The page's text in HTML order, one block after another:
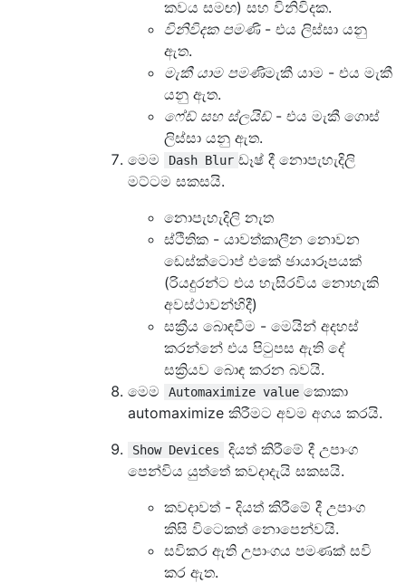
කවය සමඟ) සහ විනිවිදක.
විනිවිදක පමණි- එය ලිස්සා යනු
ඇත.
මැකී යාම පමණිමැකී යාම - එය මැකී
යනු ඇත.
ෆේඩ් සහ ස්ලයිඩ්- එය මැකී ගොස්
ලිස්සා යනු ඇත.
මෙම
Dash Blur ඩෑෂ් දී නොපැහැදිලි
මට්ටම සකසයි.
නොපැහැදිලි නැත
ස්ථිතික - යාවත්කාලීන නොවන
ඩෙස්ක්ටොප් එකේ ඡායාරූපයක්
(රියදුරන්ට එය හැසිරවිය නොහැකි
අවස්ථාවන්හිදී)
සක්‍රීය බොඳවීම - මෙයින් අදහස්
කරන්නේ එය පිටුපස ඇති දේ
සක්‍රියව බොඳ කරන බවයි.
මෙම
Automaximize value කොකා
automaximize කිරීමට අවම අගය කරයි.
Show Devices
දියත් කිරීමේ දී උපාංග
පෙන්විය යුත්තේ කවදාදැයි සකසයි.
කවදාවත් - දියත් කිරීමේ දී උපාංග
කිසි විටෙකත් නොපෙන්වයි.
සවිකර ඇති උපාංගය පමණක් සවි
කර ඇත.